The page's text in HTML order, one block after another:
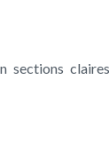
sections